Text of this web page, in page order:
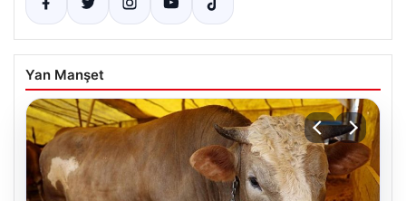
Yan Manşet